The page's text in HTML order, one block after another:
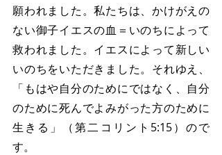
願われました。私たちは、かけがえの
ない御子イエスの血＝いのちによって
救われました。イエスによって新しい
いのちをいただきました。それゆえ、
「もはや自分のためにではなく、自分
のために死んでよみがった方のために
生きる」（第二コリント5:15）ので
す。